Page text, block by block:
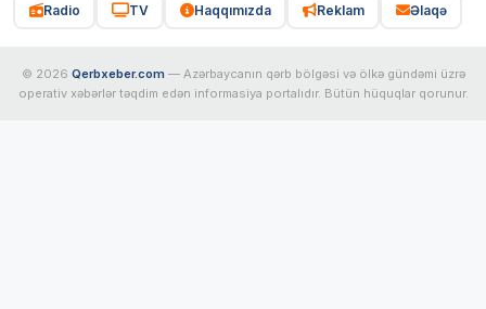
Radio TV Haqqımızda Reklam Əlaqə
© 2026 Qerbxeber.com — Azərbaycanın qərb bölgəsi və ölkə gündəmi üzrə
operativ xəbərlər təqdim edən informasiya portalıdır. Bütün hüquqlar qorunur.